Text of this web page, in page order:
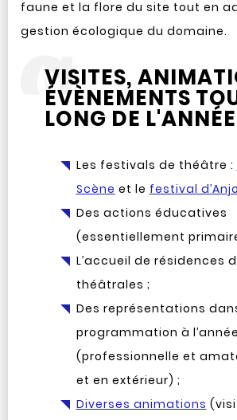
faune et la flore du site tout en
gestion écologique du domaine.
VISITES,
ÉVÈNEMENTS
LONG DE
Les festivals de théâtre :
Scène et le festival
Des actions éducatives
(essentiellement
L’accueil de résidences
théâtrales ;
Des représentations
programmation à l’année
(professionnelle et
et en extérieur) ;
Diverses animations